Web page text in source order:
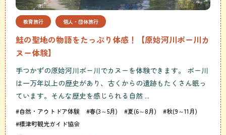
教育旅行 個人・団体旅行
鮭の聖地の物語をたっぷり体感！【原始河川ポー川カ
ヌー体験】
手つかずの原始河川ポー川でカヌーを体験できます。 ポー川
は一万年以上の歴史があり、古くからの遺跡もたくさん眠っ
ています。そんな歴史を感じられる自然 ...
#自然・アウトドア体験 #春(3～5月) #夏(6～8月)
#秋(9～11月)
#標津町観光ガイド協会